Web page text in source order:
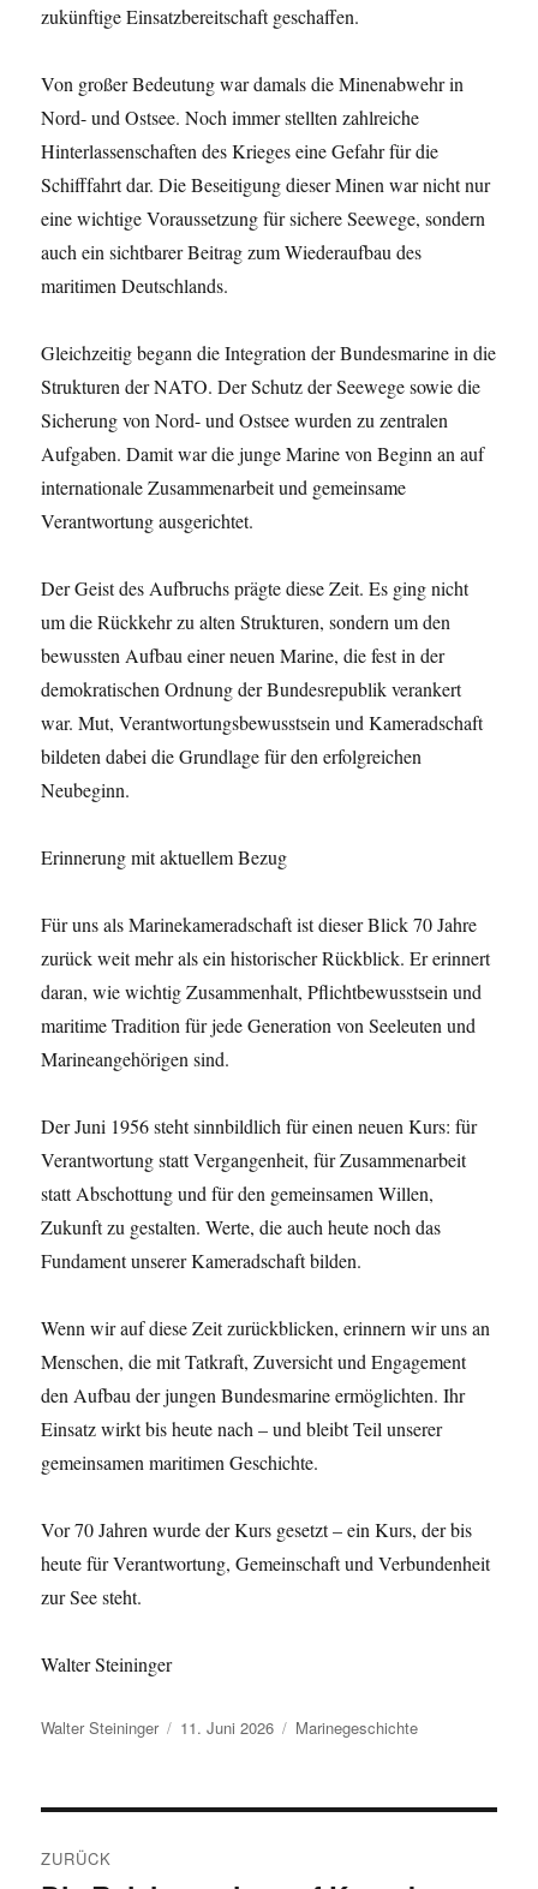
zukünftige Einsatzbereitschaft geschaffen.
Von großer Bedeutung war damals die Minenabwehr in
Nord- und Ostsee. Noch immer stellten zahlreiche
Hinterlassenschaften des Krieges eine Gefahr für die
Schifffahrt dar. Die Beseitigung dieser Minen war nicht nur
eine wichtige Voraussetzung für sichere Seewege, sondern
auch ein sichtbarer Beitrag zum Wiederaufbau des
maritimen Deutschlands.
Gleichzeitig begann die Integration der Bundesmarine in die
Strukturen der NATO. Der Schutz der Seewege sowie die
Sicherung von Nord- und Ostsee wurden zu zentralen
Aufgaben. Damit war die junge Marine von Beginn an auf
internationale Zusammenarbeit und gemeinsame
Verantwortung ausgerichtet.
Der Geist des Aufbruchs prägte diese Zeit. Es ging nicht
um die Rückkehr zu alten Strukturen, sondern um den
bewussten Aufbau einer neuen Marine, die fest in der
demokratischen Ordnung der Bundesrepublik verankert
war. Mut, Verantwortungsbewusstsein und Kameradschaft
bildeten dabei die Grundlage für den erfolgreichen
Neubeginn.
Erinnerung mit aktuellem Bezug
Für uns als Marinekameradschaft ist dieser Blick 70 Jahre
zurück weit mehr als ein historischer Rückblick. Er erinnert
daran, wie wichtig Zusammenhalt, Pflichtbewusstsein und
maritime Tradition für jede Generation von Seeleuten und
Marineangehörigen sind.
Der Juni 1956 steht sinnbildlich für einen neuen Kurs: für
Verantwortung statt Vergangenheit, für Zusammenarbeit
statt Abschottung und für den gemeinsamen Willen,
Zukunft zu gestalten. Werte, die auch heute noch das
Fundament unserer Kameradschaft bilden.
Wenn wir auf diese Zeit zurückblicken, erinnern wir uns an
Menschen, die mit Tatkraft, Zuversicht und Engagement
den Aufbau der jungen Bundesmarine ermöglichten. Ihr
Einsatz wirkt bis heute nach – und bleibt Teil unserer
gemeinsamen maritimen Geschichte.
Vor 70 Jahren wurde der Kurs gesetzt – ein Kurs, der bis
heute für Verantwortung, Gemeinschaft und Verbundenheit
zur See steht.
Walter Steininger
Autor
Walter Steininger
Veröffentlicht
11. Juni 2026 Kategorien
Marinegeschichte
ZURÜCK